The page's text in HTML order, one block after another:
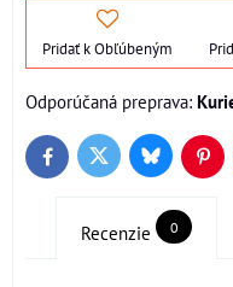
Pridať k Obľúbeným
FacebookTwitter Bluesky
Recenzie 0